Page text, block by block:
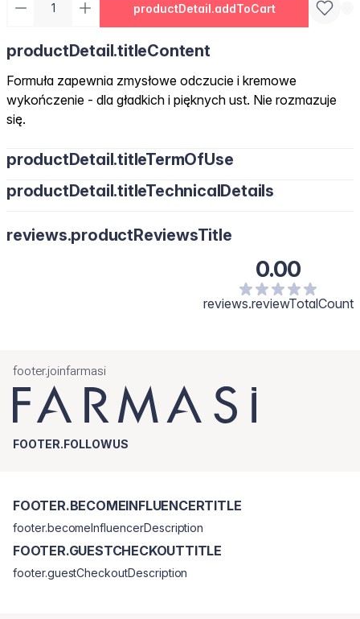
productDetail.addToCart
productDetail.titleContent
Formuła zapewnia zmysłowe odczucie i kremowe
wykończenie - dla gładkich i pięknych ust. Nie rozmazuje
się.
productDetail.titleTermOfUse
productDetail.titleTechnicalDetails
reviews.productReviewsTitle
0.00
reviews.reviewTotalCount
footer.joinfarmasi
FOOTER.FOLLOWUS
FOOTER.BECOMEINFLUENCERTITLE
footer.becomeInfluencerDescription
FOOTER.GUESTCHECKOUTTITLE
footer.guestCheckoutDescription